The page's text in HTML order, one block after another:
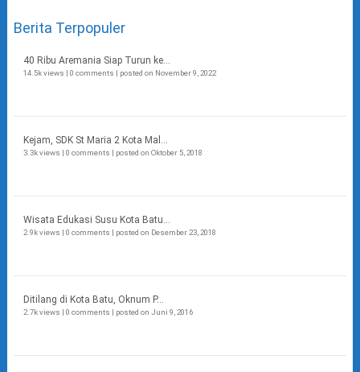
Berita Terpopuler
40 Ribu Aremania Siap Turun ke...
14.5k views | 0 comments | posted on November 9, 2022
Kejam, SDK St Maria 2 Kota Mal...
3.3k views | 0 comments | posted on Oktober 5, 2018
Wisata Edukasi Susu Kota Batu...
2.9k views | 0 comments | posted on Desember 23, 2018
Ditilang di Kota Batu, Oknum P...
2.7k views | 0 comments | posted on Juni 9, 2016